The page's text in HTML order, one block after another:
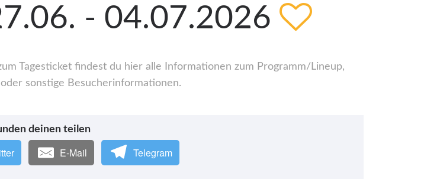
- 04.07.2026
Tagesticket findest du hier alle Informationen zum Programm/Lineup,
sonstige Besucherinformationen.
deinen teilen
E-Mail Telegram